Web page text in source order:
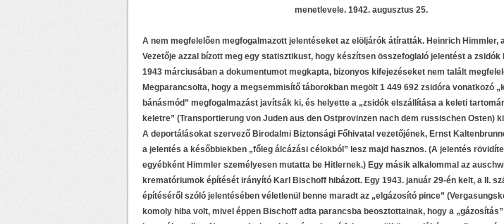
menetlevele. 1942. augusztus 25.
A nem megfelelően megfogalmazott jelentéseket az elöljárók átíratták. Heinrich Himmler,
Vezetője azzal bízott meg egy statisztikust, hogy készítsen összefoglaló jelentést a
1943 márciusában a dokumentumot megkapta, bizonyos kifejezéseket nem talált
Megparancsolta, hogy a megsemmisítő táborokban megölt 1 449 692 zsidóra vonatkozó
bánásmód” megfogalmazást javítsák ki, és helyette a „zsidók elszállítása a keleti
keletre” (Transportierung von Juden aus den Ostprovinzen nach dem russischen Osten)
A deportálásokat szervező Birodalmi Biztonsági Főhivatal vezetőjének, Ernst
a jelentés a későbbiekben „főleg álcázási célokból” lesz majd hasznos. (A jelentés
egyébként Himmler személyesen mutatta be Hitlernek.) Egy másik alkalommal az
krematóriumok építését irányító Karl Bischoff hibázott. Egy 1943. január 29-én kelt, a II.
építéséről szóló jelentésében véletlenül benne maradt az „elgázosító pince”
komoly hiba volt, mivel éppen Bischoff adta parancsba beosztottainak, hogy a